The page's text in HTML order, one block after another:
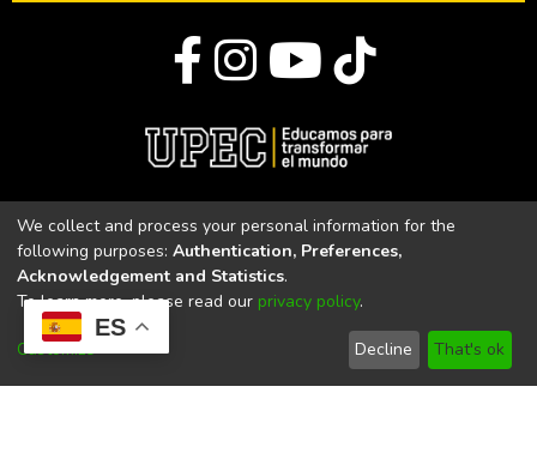
ES
Universidad Politécnica Estatal del Carchi
Universidad Politécnica Estatal del Carchi | Acreditada por el
CACES Resolución N°. 160-SE-33-CACES-2020
We collect and process your personal information for the
following purposes: Authentication, Preferences,
Acknowledgement and Statistics.
To learn more, please read our privacy policy.
Customize Decline That's ok